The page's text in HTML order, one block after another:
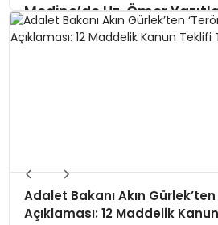
Medine’de Hz. Ömer
Ayetleri Bulundu
Adalet Bakanı Akın
Açıklaması: 12 Maddelik